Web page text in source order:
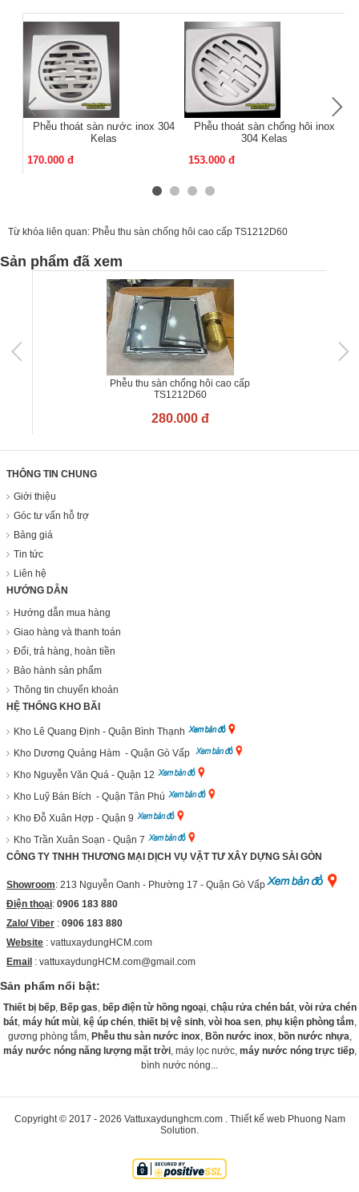
Phễu thoát sàn nước inox 304
Kelas
170.000 đ
Phễu thoát sàn chống hôi inox
304 Kelas
153.000 đ
Từ khóa liên quan: Phễu thu sàn chống hôi cao cấp TS1212D60
Sản phẩm đã xem
Phễu thu sàn chống hôi cao cấp
TS1212D60
280.000 đ
THÔNG TIN CHUNG
Giới thiệu
Góc tư vấn hỗ trợ
Bảng giá
Tin tức
Liên hệ
HƯỚNG DẪN
Hướng dẫn mua hàng
Giao hàng và thanh toán
Đổi, trả hàng, hoàn tiền
Bảo hành sản phẩm
Thông tin chuyển khoản
HỆ THỐNG KHO BÃI
Kho Lê Quang Định - Quận Bình Thạnh
Kho Dương Quảng Hàm - Quận Gò Vấp
Kho Nguyễn Văn Quá - Quận 12
Kho Luỹ Bán Bích - Quận Tân Phú
Kho Đỗ Xuân Hợp - Quận 9
Kho Trần Xuân Soạn - Quận 7
CÔNG TY TNHH THƯƠNG MẠI DỊCH VỤ VẬT TƯ XÂY DỰNG SÀI GÒN
Showroom: 213 Nguyễn Oanh - Phường 17 - Quận Gò Vấp
Điện thoại: 0906 183 880
Zalo/ Viber : 0906 183 880
Website : vattuxaydungHCM.com
Email : vattuxaydungHCM.com@gmail.com
Sản phẩm nổi bật:
Thiết bị bếp, Bếp gas, bếp điện từ hồng ngoại, chậu rửa chén bát, vòi rửa chén
bát, máy hút mùi, kệ úp chén, thiết bị vệ sinh, vòi hoa sen, phụ kiện phòng tắm,
gương phòng tắm, Phễu thu sàn nước inox, Bồn nước inox, bồn nước nhựa,
máy nước nóng năng lượng mặt trời, máy lọc nước, máy nước nóng trực tiếp,
bình nước nóng...
Copyright © 2017 - 2026 Vattuxaydunghcm.com. Thiết kế web Phuong Nam
Solution.